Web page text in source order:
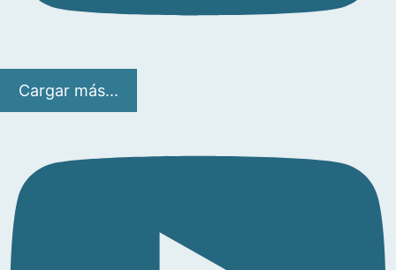
Cargar más...